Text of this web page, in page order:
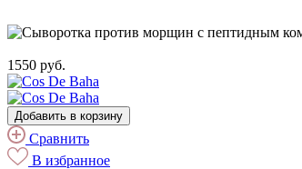
1550 руб.
Добавить в корзину
Сравнить
В избранное